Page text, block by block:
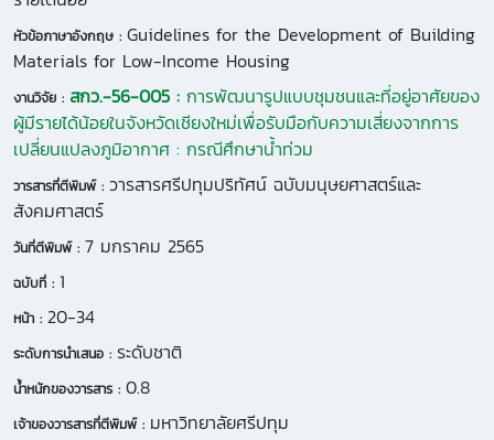
หัวข้อภาษาอังกฤษ : Guidelines for the Development of Building
Materials for Low-Income Housing
งานวิจัย : สกว.-56-005 : การพัฒนารูปแบบชุมชนและที่อยู่อาศัยของ
ผู้มีรายได้น้อยในจังหวัดเชียงใหม่เพื่อรับมือกับความเสี่ยงจากการ
เปลี่ยนแปลงภูมิอากาศ : กรณีศึกษาน้ำท่วม
วารสารที่ตีพิมพ์ : วารสารศรีปทุมปริทัศน์ ฉบับมนุษยศาสตร์และ
สังคมศาสตร์
วันที่ตีพิมพ์ : 7 มกราคม 2565
ฉบับที่ : 1
หน้า : 20-34
ระดับการนำเสนอ : ระดับชาติ
น้ำหนักของวารสาร : 0.8
เจ้าของวารสารที่ตีพิมพ์ : มหาวิทยาลัยศรีปทุม